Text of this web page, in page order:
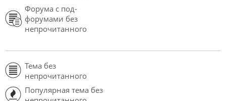
Форума с под-
форумами без
непрочитанного
Тема без
непрочитанного
Популярная тема без